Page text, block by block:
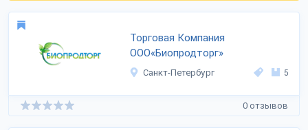
Торговая Компания
ООО«Биопродторг»
Санкт-Петербург 5
0 отзывов